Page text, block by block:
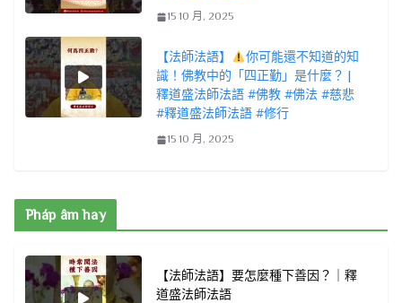
15 10 月, 2025
【法師法語】
你可能還不知道的知
識！佛教中的「四正勤」是什麼？ |
釋道盛法師法語 #佛教 #佛法 #慈悲
#釋道盛法師法語 #修行
15 10 月, 2025
Pháp âm hay
【法師法語】要怎麼種下善因？｜釋
道盛法師法語